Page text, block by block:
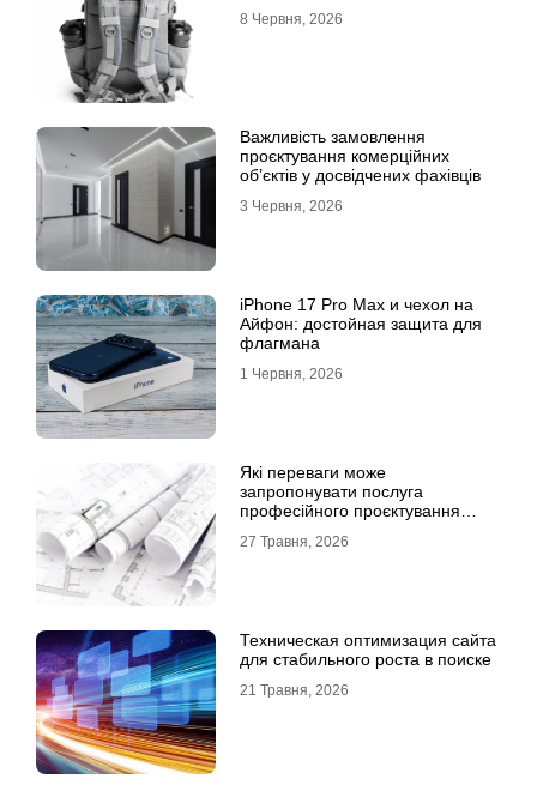
8 Червня, 2026
Важливість замовлення
проєктування комерційних
об’єктів у досвідчених фахівців
3 Червня, 2026
iPhone 17 Pro Max и чехол на
Айфон: достойная защита для
флагмана
1 Червня, 2026
Які переваги може
запропонувати послуга
професійного проєктування
27 Травня, 2026
Техническая оптимизация сайта
для стабильного роста в поиске
21 Травня, 2026